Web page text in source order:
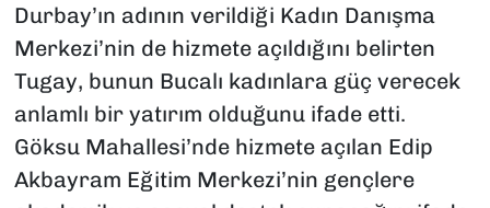
Durbay’ın adının verildiği Kadın Danışma
Merkezi’nin de hizmete açıldığını belirten
Tugay, bunun Bucalı kadınlara güç verecek
anlamlı bir yatırım olduğunu ifade etti.
Göksu Mahallesi’nde hizmete açılan Edip
Akbayram Eğitim Merkezi’nin gençlere